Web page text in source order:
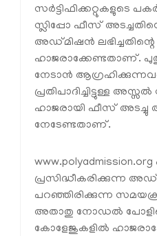
സർട്ടിഫിക്കറ്റുകളുടെ
സ്ലിപ്പോ ഫീസ്
അഡ്മിഷൻ
ഹാജരാക്കേണ്ടതാണ്.
നേടാൻ
പ്രതിപാദിച്ചിട്ടുള്ള
ഹാജരായി ഫീസ്
നേടേണ്ടതാണ്.
പ്രസിദ്ധീകരിക്കുന്ന
പറഞ്ഞിരിക്കുന്ന
അതാതു നോഡൽ
കോളേജുകളിൽ